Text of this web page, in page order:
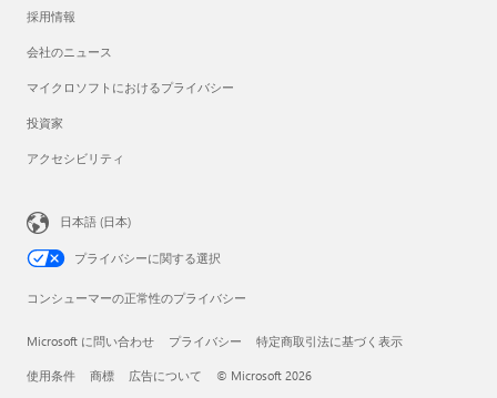
採用情報
会社のニュース
マイクロソフトにおけるプライバシー
投資家
アクセシビリティ
日本語 (日本)
プライバシーに関する選択
コンシューマーの正常性のプライバシー
Microsoft に問い合わせ プライバシー 特定商取引法に基づく表示
使用条件 商標 広告について © Microsoft 2026